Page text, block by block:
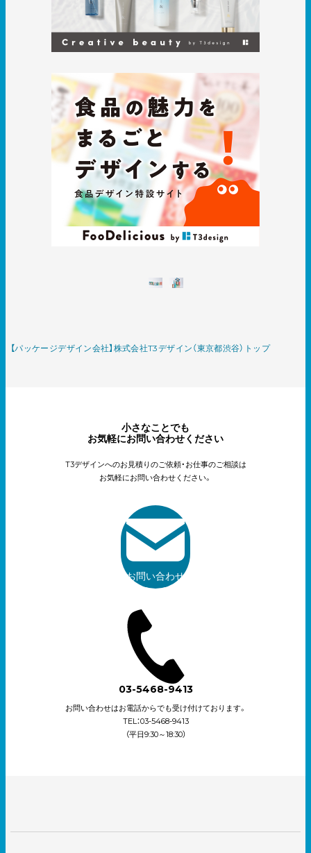
【パッケージデザイン会社】株式会社T3デザイン（東京都渋谷）トップ
小さなことでも
お気軽にお問い合わせください
T3デザインへのお見積りのご依頼・お仕事のご相談は
お気軽にお問い合わせください。
お問い合わせ
03-5468-9413
お問い合わせはお電話からでも受け付けております。
TEL：03-5468-9413
（平日9:30～18:30）